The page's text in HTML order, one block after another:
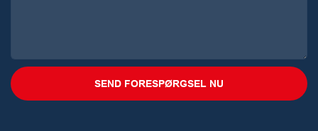
SEND FORESPØRGSEL NU